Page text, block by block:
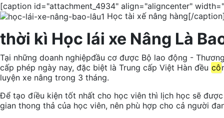
[caption id="attachment_4934" align="aligncenter"
Học tài xếnâng hàng[/
thời kì Học lái xe Nâng Là
Tại những doanh nghiệpđầu cơ được Bộ lao động -
cấp phép ngày nay, đặc biệt là Trung cấp Việt Hàn đều cô
luyện xe nâng trong 3 tháng.
Để tạo điều kiện tốt nhất cho học viên thì lịch học sẽ
gian thong thả của học viên, nên phù hợp cho cả người